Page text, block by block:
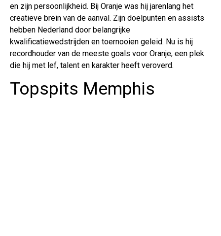
en zijn persoonlijkheid. Bij Oranje was hij jarenlang het
creatieve brein van de aanval. Zijn doelpunten en assists
hebben Nederland door belangrijke
kwalificatiewedstrijden en toernooien geleid. Nu is hij
recordhouder van de meeste goals voor Oranje, een plek
die hij met lef, talent en karakter heeft veroverd.
Topspits Memphis